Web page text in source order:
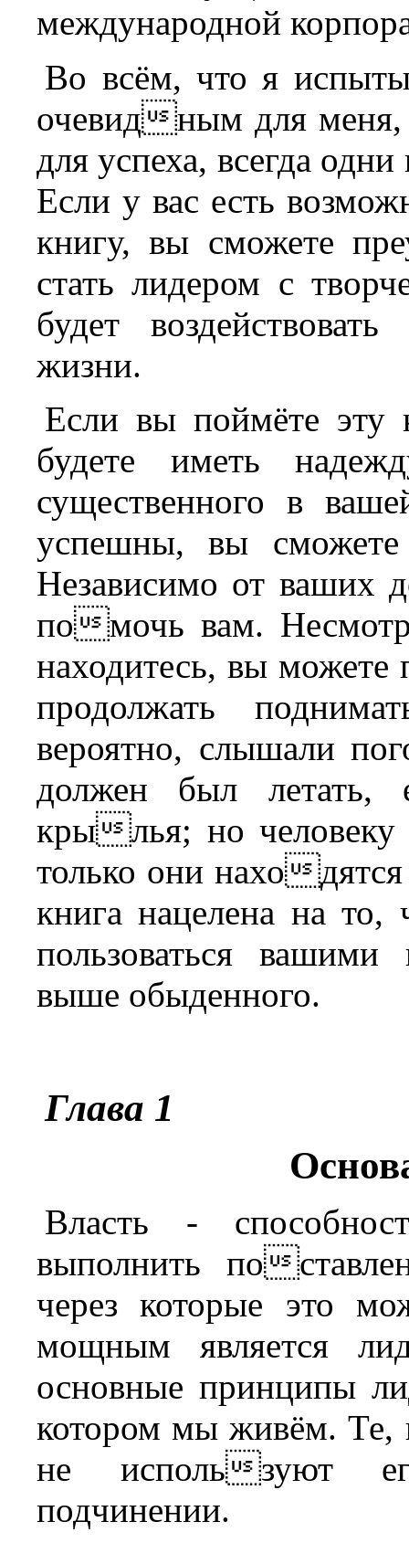
международной
Во всём, что я
очевидным для
для успеха, всегда
Если у вас есть
книгу, вы сможете
стать лидером с
будет
жизни.
Если вы поймёте эту
будете иметь
существенного в
успешны, вы
Независимо от ваших
помочь вам.
находитесь, вы можете
продолжать
вероятно, слышали
должен был
крылья; но человеку
только они нахо
книга нацелена на то,
пользоваться
выше обыденного.
Глава 1
Власть -
выполнить по
через которые это
мощным является
основные принципы
котором мы живём. Те,
не используют
подчинении.